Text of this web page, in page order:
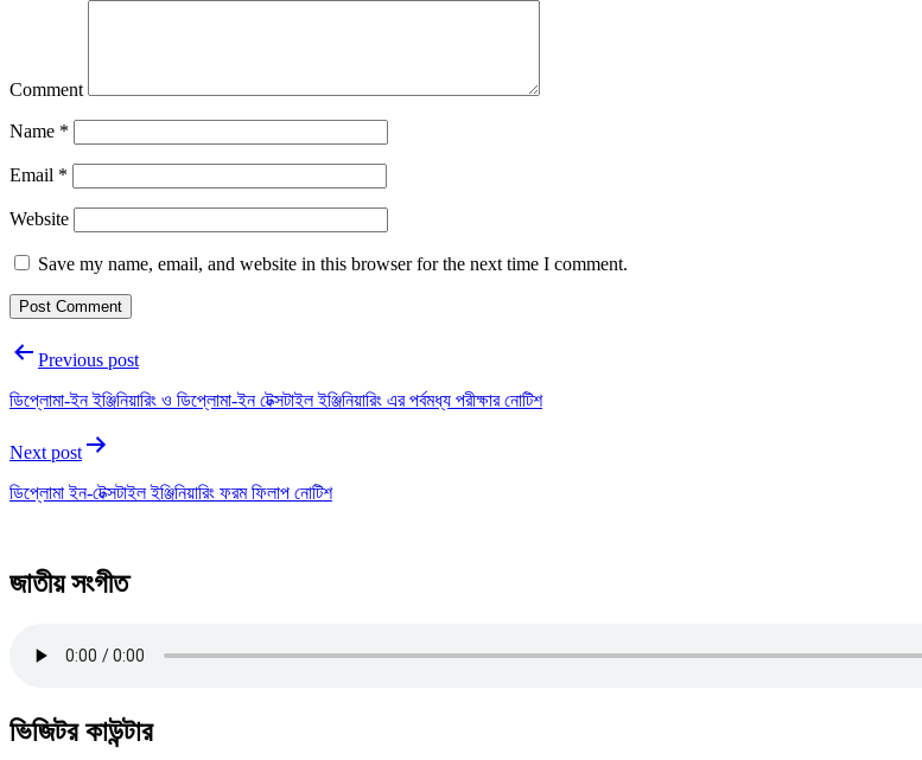
Comment
Name *
Email *
Website
Save my name, email, and website in this browser for the next time I comment.
Post
navigation
Previous post
ডিপ্লোমা-ইন ইঞ্জিনিয়ারিং ও ডিপ্লোমা-ইন টেক্সটাইল ইঞ্জিনিয়ারিং এর পর্বমধ্য পরীক্ষার নোটিশ
Next post
ডিপ্লোমা ইন-টেক্সটাইল ইঞ্জিনিয়ারিং ফরম ফিলাপ নোটিশ
জাতীয় সংগীত
ভিজিটর কাউন্টার